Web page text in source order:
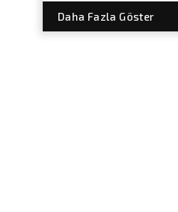
Daha Fazla Göster